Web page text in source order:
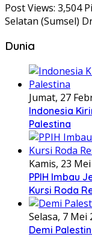
Post Views: 3,504
Selatan (Sumsel)
Dunia
Jumat, 27
Indonesia
Palestina
Kamis, 23
PPIH Imbau
Kursi Roda
Selasa, 7 Mei
Demi